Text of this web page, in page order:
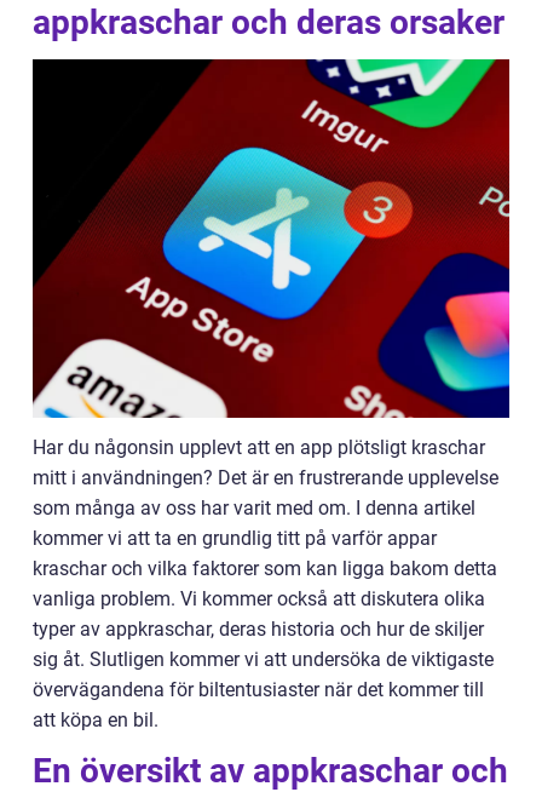
appkraschar och deras orsaker
Har du någonsin upplevt att en app plötsligt kraschar
mitt i användningen? Det är en frustrerande upplevelse
som många av oss har varit med om. I denna artikel
kommer vi att ta en grundlig titt på varför appar
kraschar och vilka faktorer som kan ligga bakom detta
vanliga problem. Vi kommer också att diskutera olika
typer av appkraschar, deras historia och hur de skiljer
sig åt. Slutligen kommer vi att undersöka de viktigaste
övervägandena för biltentusiaster när det kommer till
att köpa en bil.
En översikt av appkraschar och